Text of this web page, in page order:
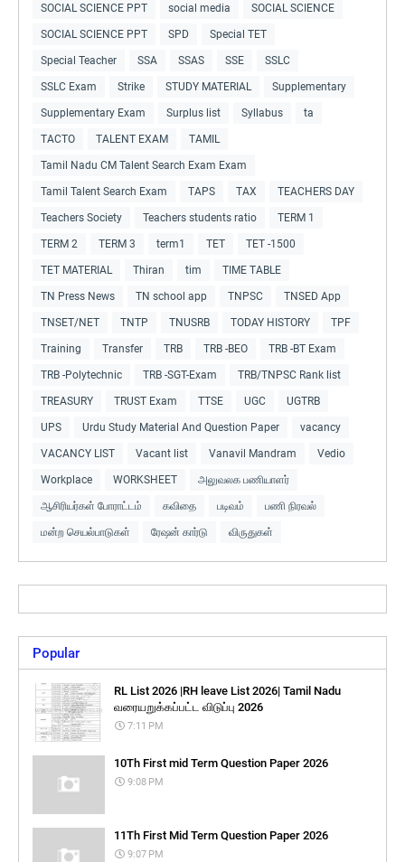
SOCIAL SCIENCE PPT social media SOCIAL SCIENCE
SOCIAL SCIENCE PPT SPD Special TET
Special Teacher SSA SSAS SSE SSLC
SSLC Exam Strike STUDY MATERIAL Supplementary
Supplementary Exam Surplus list Syllabus ta
TACTO TALENT EXAM TAMIL
Tamil Nadu CM Talent Search Exam Exam
Tamil Talent Search Exam TAPS TAX TEACHERS DAY
Teachers Society Teachers students ratio TERM 1
TERM 2 TERM 3 term1 TET TET -1500
TET MATERIAL Thiran tim TIME TABLE
TN Press News TN school app TNPSC TNSED App
TNSET/NET TNTP TNUSRB TODAY HISTORY TPF
Training Transfer TRB TRB -BEO TRB -BT Exam
TRB -Polytechnic TRB -SGT-Exam TRB/TNPSC Rank list
TREASURY TRUST Exam TTSE UGC UGTRB
UPS Urdu Study Material And Question Paper vacancy
VACANCY LIST Vacant list Vanavil Mandram Vedio
Workplace WORKSHEET அலுவலக பணியாளர்
ஆசிரியர்கள் போராட்டம் கவிதை படிவம் பணி நிரவல்
மன்ற செயல்பாடுகள் ரேஷன் கார்டு விருதுகள்
Popular
RL List 2026 |RH leave List 2026| Tamil Nadu
வரையறுக்கப்பட்ட விடுப்பு 2026
7:11 PM
10Th First mid Term Question Paper 2026
9:08 PM
11Th First Mid Term Question Paper 2026
9:07 PM